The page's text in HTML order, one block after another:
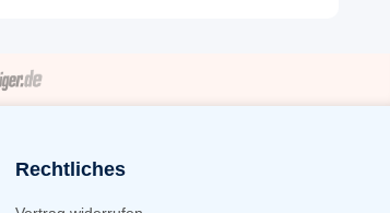
Rechtliches